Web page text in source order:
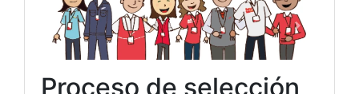
Proceso de selección